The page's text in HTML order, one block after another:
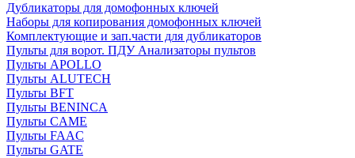
Дубликаторы для домофонных ключей
Наборы для копирования домофонных ключей
Комплектующие и зап.части для дубликаторов
Пульты для ворот. ПДУ Анализаторы пультов
Пульты APOLLO
Пульты ALUTECH
Пульты BFT
Пульты BENINCA
Пульты CAME
Пульты FAAC
Пульты GATE